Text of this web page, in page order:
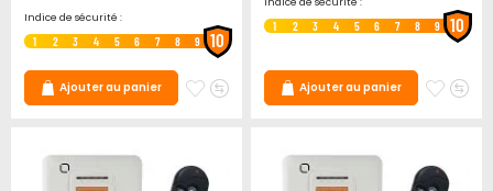
Indice de sécurité :
1 2 3 4 5 6 7 8 9 10
Ajouter au panier
AjouterAjouter
1 2 3 4 5 6 7 8 9 10
Ajouter au panier